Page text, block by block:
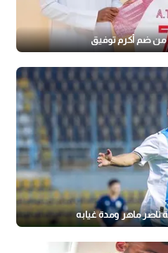
ضم أكرم توفيق
ناصر ماهر ومدة غيابه